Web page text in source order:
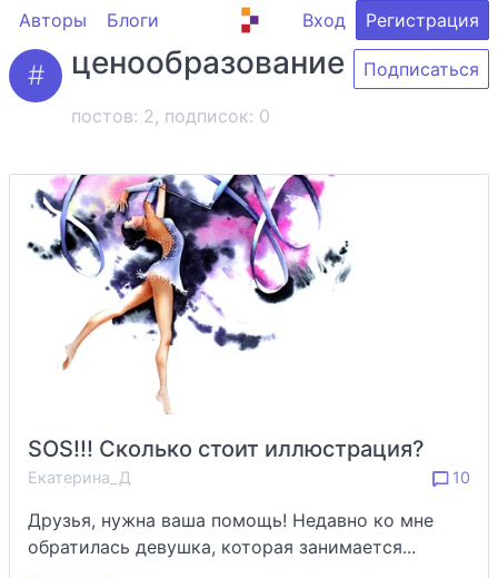
Авторы Блоги Вход Регистрация
ценообразование
постов: 2, подписок: 0
Подписаться
SOS!!! Сколько стоит иллюстрация?
Екатерина_Д 10
Друзья, нужна ваша помощь! Недавно ко мне
обратилась девушка, которая занимается...